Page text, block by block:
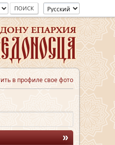
в профиле свое фото
»